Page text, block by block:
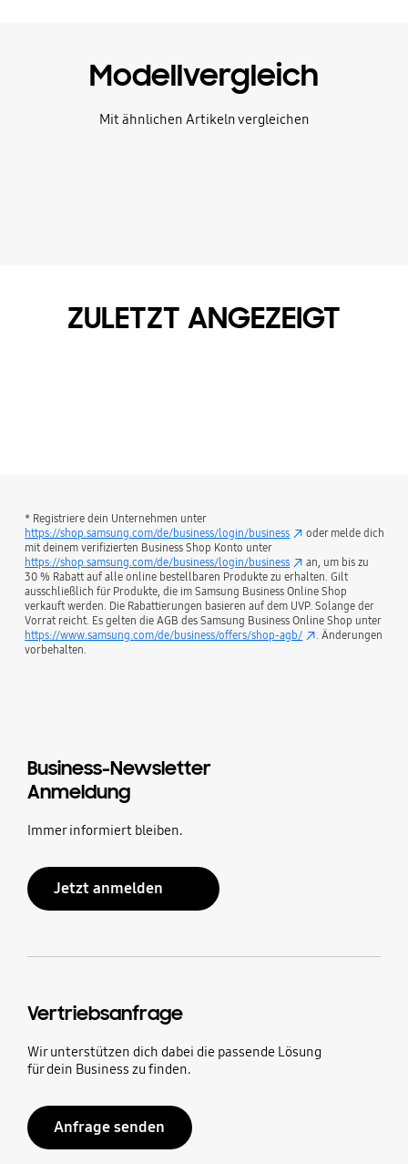
Modellvergleich
Mit ähnlichen Artikeln vergleichen
ZULETZT ANGEZEIGT
* Registriere dein Unternehmen unter
https://shop.samsung.com/de/business/login/business
oder melde dich
mit deinem verifizierten Business Shop Konto unter
https://shop.samsung.com/de/business/login/business
an, um bis zu
30 % Rabatt auf alle online bestellbaren Produkte zu erhalten. Gilt
ausschließlich für Produkte, die im Samsung Business Online Shop
verkauft werden. Die Rabattierungen basieren auf dem UVP. Solange der
Vorrat reicht. Es gelten die AGB des Samsung Business Online Shop unter
https://www.samsung.com/de/business/offers/shop-agb/
. Änderungen
vorbehalten.
Business-Newsletter
Anmeldung
Immer informiert bleiben.
Jetzt anmelden
Vertriebsanfrage
Wir unterstützen dich dabei die passende Lösung
für dein Business zu finden.
Anfrage senden